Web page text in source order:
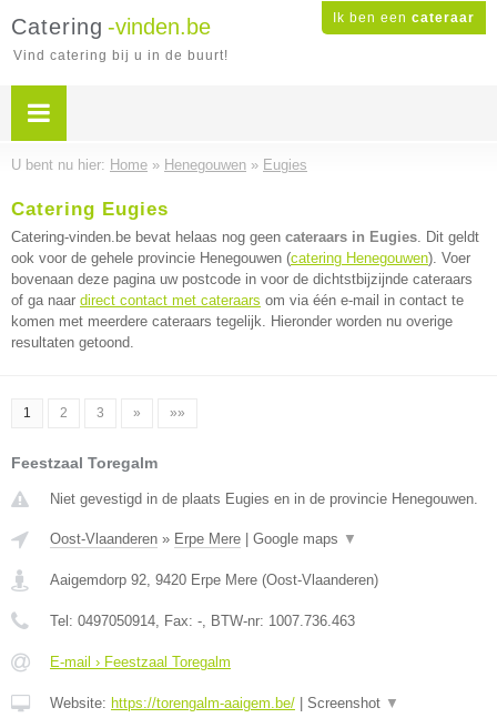
Ik ben een cateraar
Catering -vinden.be
Vind catering bij u in de buurt!
U bent nu hier: Home » Henegouwen » Eugies
Catering Eugies
Catering-vinden.be bevat helaas nog geen cateraars in Eugies. Dit geldt
ook voor de gehele provincie Henegouwen (catering Henegouwen). Voer
bovenaan deze pagina uw postcode in voor de dichtstbijzijnde cateraars
of ga naar direct contact met cateraars om via één e-mail in contact te
komen met meerdere cateraars tegelijk. Hieronder worden nu overige
resultaten getoond.
1 2 3 » »»
Feestzaal Toregalm
Niet gevestigd in de plaats Eugies en in de provincie Henegouwen.
Oost-Vlaanderen » Erpe Mere Google maps ▼
Aaigemdorp 92, 9420 Erpe Mere (Oost-Vlaanderen)
Tel: 0497050914, Fax: -, BTW-nr: 1007.736.463
E-mail › Feestzaal Toregalm
Website: https://torengalm-aaigem.be/ Screenshot ▼